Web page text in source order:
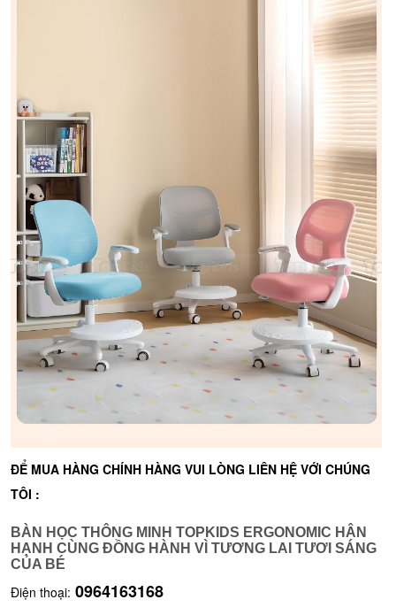
ĐỂ MUA HÀNG CHÍNH HÀNG VUI LÒNG LIÊN HỆ VỚI CHÚNG
TÔI :
BÀN HỌC THÔNG MINH TOPKIDS ERGONOMIC HÂN
HẠNH CÙNG ĐỒNG HÀNH VÌ TƯƠNG LAI TƯƠI SÁNG
CỦA BÉ
Điện thoại: 0964163168